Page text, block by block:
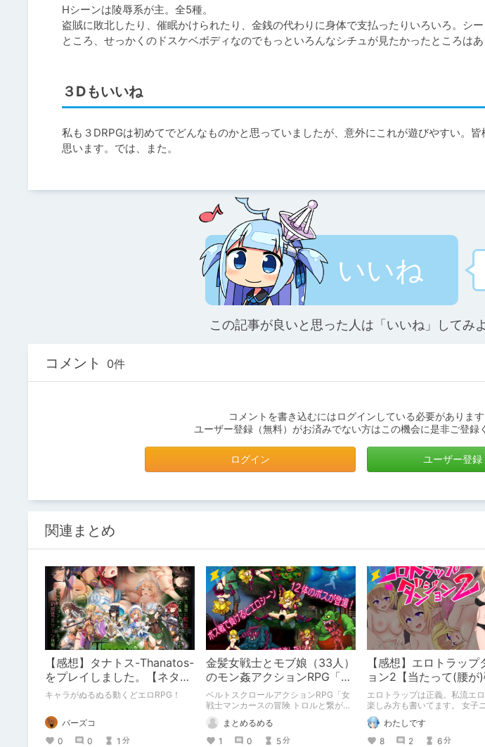
Hシーンは陵辱系が主。全5種。
盗賊に敗北したり、催眠かけられたり、金銭の代わりに身体で支払ったりいろいろ。シ
ところ、せっかくのドスケベボディなのでもっといろんなシチュが見たかったところはあ
３Dもいいね
私も３DRPGは初めてでどんなものかと思っていましたが、意外にこれが遊びやすい。
思います。では、また。
いいね
この記事が良いと思った人は「いいね」してみ
コメント 0件
コメントを書き込むにはログインしている必要があります
ユーザー登録（無料）がお済みでない方はこの機会に是非ご登録
ログイン ユーザー登録
関連まとめ
【感想】タナトス-Thanatos-
をプレイしました。【ネタバ
レ注意】
キャラがぬるぬる動くどエロRPG！
バーズコ
0
0 1 分
金髪女戦士とモブ娘（33人）
のモン姦アクションRPG「女
戦士マンカースの冒険 トロル
と繋がれし姫君」
ベルトスクロールアクションRPG「女
戦士マンカースの冒険 トロルと繋がれ
し姫君」の紹介です。
まとめるめる
1
0 5分
【感想】エロトラップ
ョン2【当たって(腰が
ろ(意味深)なRPG】
エロトラップは正義。私流エ
楽しみ方も書いてます。 女子
ズさんのエロトラップダンジョ
想記事です。 他にも感想記事を
ますので良かったらどうぞです
わたしです
8
2 6分